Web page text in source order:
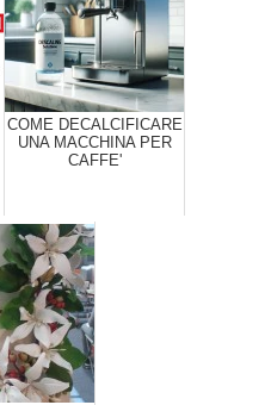
COME DECALCIFICARE
UNA MACCHINA PER
CAFFE'